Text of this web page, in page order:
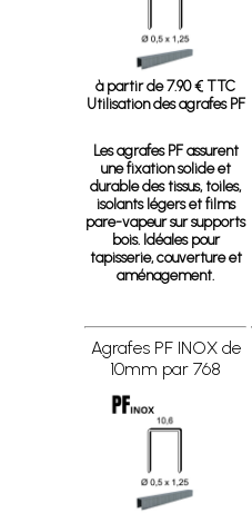
à partir de 7.90 € TTC
Utilisation des agrafes PF
Les agrafes PF assurent
une fixation solide et
durable des tissus, toiles,
isolants légers et films
pare-vapeur sur supports
bois. Idéales pour
tapisserie, couverture et
aménagement.
Agrafes PF INOX de
10mm par 768